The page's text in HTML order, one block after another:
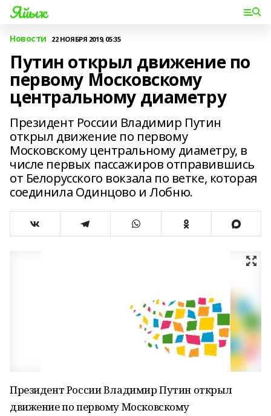
Яйыҡ
Новости 22 НОЯБРЯ 2019, 05:35
Путин открыл движение по
первому Московскому
центральному диаметру
Президент России Владимир Путин
открыл движение по первому
Московскому центральному диаметру, в
числе первых пассажиров отправившись
от Белорусского вокзала по ветке, которая
соединила Одинцово и Лобню.
Президент России Владимир Путин открыл
движение по первому Московскому